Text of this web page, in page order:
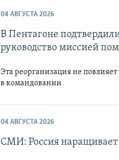
04 АВГУСТА 2026
В Пентагоне
руководство миссией
Эта реорганизация не
в командовании
04 АВГУСТА 2026
СМИ: Россия наращивает